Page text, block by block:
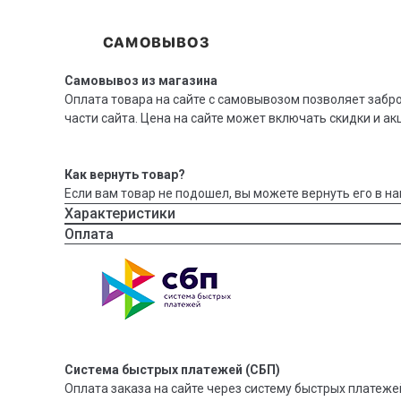
Самовывоз из магазина
Оплата товара на сайте с самовывозом позволяет
части сайта. Цена на сайте может включать скидки и
Как вернуть товар?
Если вам товар не подошел, вы можете вернуть его в
Характеристики
Оплата
Система быстрых платежей (СБП)
Оплата заказа на сайте через систему быстрых